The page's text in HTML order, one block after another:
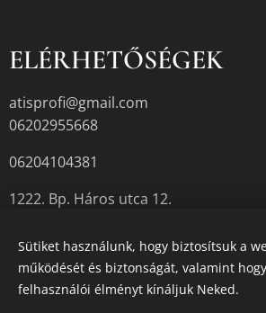
ELÉRHETŐSÉGEK
atisprofi@gmail.com
06202955668
06204104381
1222. Bp. Háros utca 12.
A termékek aktuális készletéről
megadott elérhetőségek
Sütiket használunk, hogy biztosítsuk a
működését és biztonságát, valamint
felhasználói élményt kínáljuk Neked.